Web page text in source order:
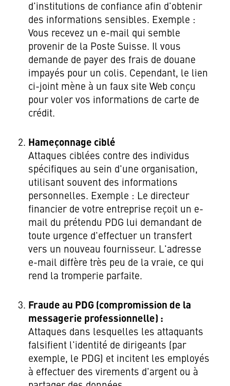
d'institutions de confiance afin d'obtenir
des informations sensibles. Exemple :
Vous recevez un e-mail qui semble
provenir de la Poste Suisse. Il vous
demande de payer des frais de douane
impayés pour un colis. Cependant, le lien
ci-joint mène à un faux site Web conçu
pour voler vos informations de carte de
crédit.
Hameçonnage ciblé
Attaques ciblées contre des individus
spécifiques au sein d'une organisation,
utilisant souvent des informations
personnelles. Exemple : Le directeur
financier de votre entreprise reçoit un e-
mail du prétendu PDG lui demandant de
toute urgence d'effectuer un transfert
vers un nouveau fournisseur. L'adresse
e-mail diffère très peu de la vraie, ce qui
rend la tromperie parfaite.
Fraude au PDG (compromission de la
messagerie professionnelle) :
Attaques dans lesquelles les attaquants
falsifient l'identité de dirigeants (par
exemple, le PDG) et incitent les employés
à effectuer des virements d'argent ou à